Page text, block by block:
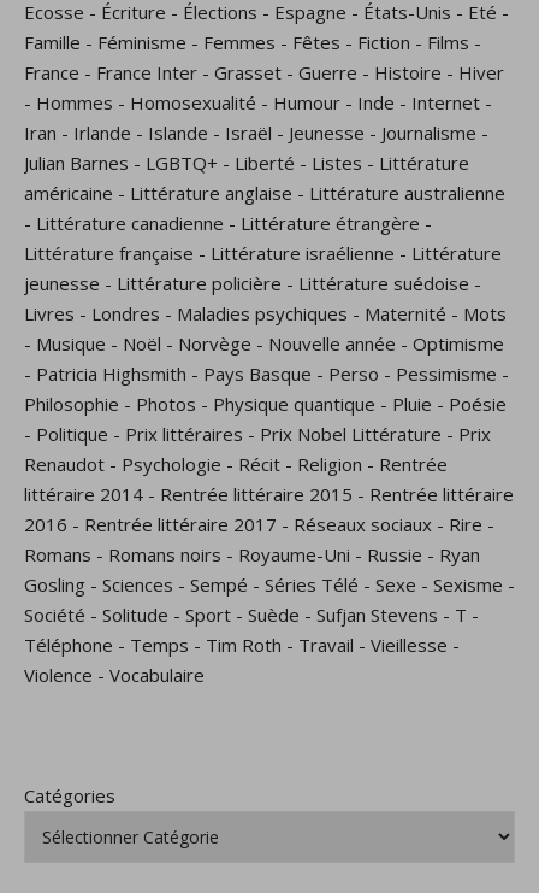
Ecosse - Écriture - Élections - Espagne - États-Unis - Eté -
Famille - Féminisme - Femmes - Fêtes - Fiction - Films -
France - France Inter - Grasset - Guerre - Histoire - Hiver
- Hommes - Homosexualité - Humour - Inde - Internet -
Iran - Irlande - Islande - Israël - Jeunesse - Journalisme -
Julian Barnes - LGBTQ+ - Liberté - Listes - Littérature
américaine - Littérature anglaise - Littérature australienne
- Littérature canadienne - Littérature étrangère -
Littérature française - Littérature israélienne - Littérature
jeunesse - Littérature policière - Littérature suédoise -
Livres - Londres - Maladies psychiques - Maternité - Mots
- Musique - Noël - Norvège - Nouvelle année - Optimisme
- Patricia Highsmith - Pays Basque - Perso - Pessimisme -
Philosophie - Photos - Physique quantique - Pluie - Poésie
- Politique - Prix littéraires - Prix Nobel Littérature - Prix
Renaudot - Psychologie - Récit - Religion - Rentrée
littéraire 2014 - Rentrée littéraire 2015 - Rentrée littéraire
2016 - Rentrée littéraire 2017 - Réseaux sociaux - Rire -
Romans - Romans noirs - Royaume-Uni - Russie - Ryan
Gosling - Sciences - Sempé - Séries Télé - Sexe - Sexisme -
Société - Solitude - Sport - Suède - Sufjan Stevens - T -
Téléphone - Temps - Tim Roth - Travail - Vieillesse -
Violence - Vocabulaire
Catégories